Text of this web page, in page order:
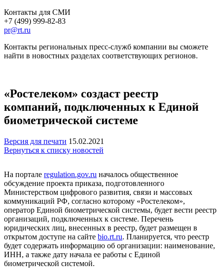
Контакты для СМИ
+7 (499) 999-82-83
pr@rt.ru
Контакты региональных пресс-служб компании вы сможете
найти в новостных разделах соответствующих регионов.
«Ростелеком» создаст реестр
компаний, подключенных к Единой
биометрической системе
Версия для печати 15.02.2021
Вернуться к списку новостей
На портале regulation.gov.ru началось общественное
обсуждение проекта приказа, подготовленного
Министерством цифрового развития, связи и массовых
коммуникаций РФ, согласно которому «Ростелеком»,
оператор Единой биометрической системы, будет вести реестр
организаций, подключенных к системе. Перечень
юридических лиц, внесенных в реестр, будет размещен в
открытом доступе на сайте bio.rt.ru. Планируется, что реестр
будет содержать информацию об организации: наименование,
ИНН, а также дату начала ее работы с Единой
биометрической системой.